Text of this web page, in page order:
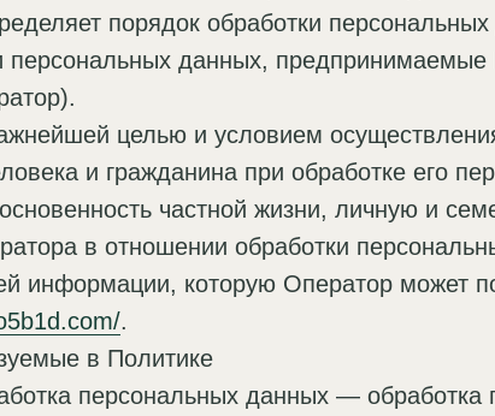
порядок обработки
персональных данных,
целью и условием
и гражданина при обработке его
частной жизни, личную и
в отношении обработки
информации, которую Оператор может
.
в Политике
персональных данных — обработка